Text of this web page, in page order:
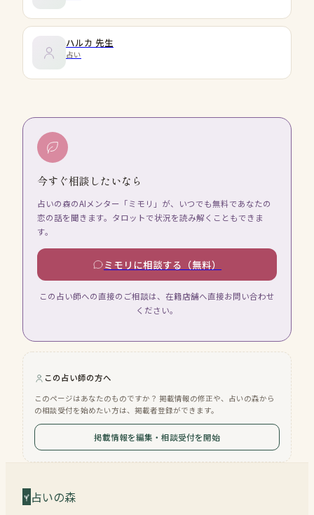
ハルカ 先生
占い
今すぐ相談したいなら
占いの森のAIメンター「ミモリ」が、いつでも無料であなたの
恋の話を聞きます。タロットで状況を読み解くこともできま
す。
ミモリに相談する（無料）
この占い師への直接のご相談は、在籍店舗へ直接お問い合わせ
ください。
この占い師の方へ
このページはあなたのものですか？ 掲載情報の修正や、占いの森から
の相談受付を始めたい方は、掲載者登録ができます。
掲載情報を編集・相談受付を開始
占いの森